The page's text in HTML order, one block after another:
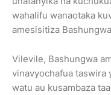
wahalifu wanaotaka
amesisitiza
Vilevile, Bashungwa
vinavyochafua taswira
watu au kusambaza